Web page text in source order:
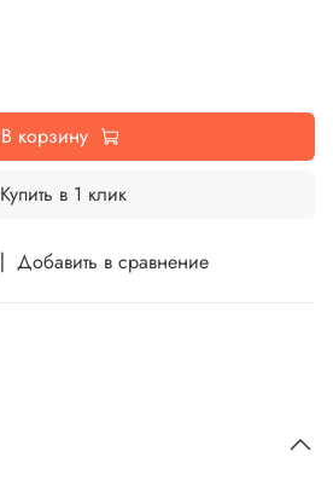
Добавить в сравнение
В корзину
Купить в 1 клик